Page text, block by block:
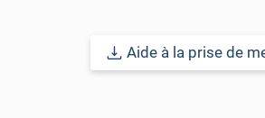
: 5 à 8 ans pour une application
Aide à la prise de